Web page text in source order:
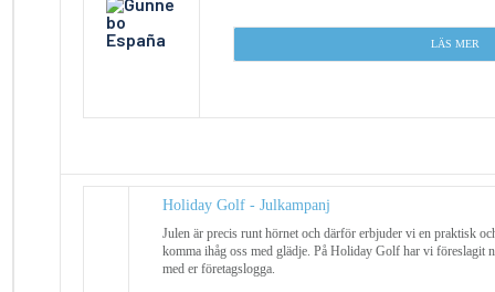
LÄS MER
Holiday Golf - Julkampanj
Julen är precis runt hörnet och därför erbjuder vi en praktisk
komma ihåg oss med glädje. På Holiday Golf har vi föreslagit
med er företagslogga.